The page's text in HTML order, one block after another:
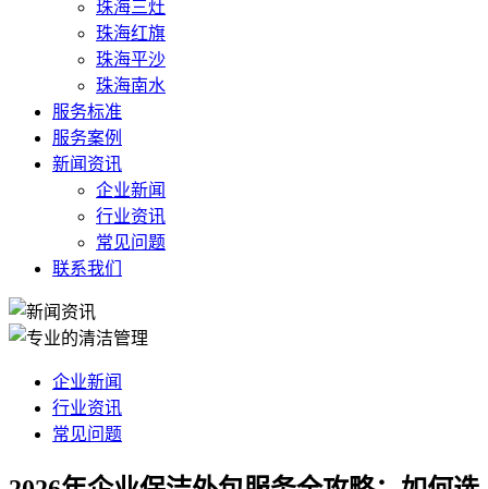
珠海三灶
珠海红旗
珠海平沙
珠海南水
服务标准
服务案例
新闻资讯
企业新闻
行业资讯
常见问题
联系我们
企业新闻
行业资讯
常见问题